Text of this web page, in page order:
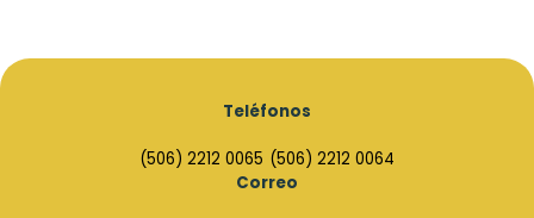
Teléfonos
(506) 2212 0065 (506) 2212 0064
Correo